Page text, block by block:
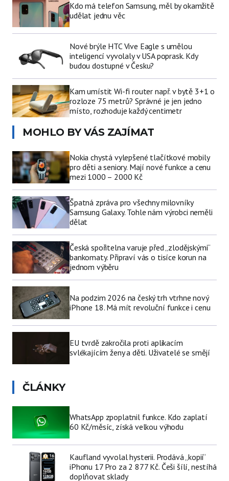
Kdo má telefon Samsung, měl by okamžitě
udělat jednu věc
Nové brýle HTC Vive Eagle s umělou
inteligencí vyvolaly v USA poprask. Kdy
budou dostupné v Česku?
Kam umístit Wi-fi router např. v bytě 3+1 o
rozloze 75 metrů? Správné je jen jedno
místo, rozhoduje každý centimetr
MOHLO BY VÁS ZAJÍMAT
Nokia chystá vylepšené tlačítkové mobily
pro děti a seniory. Mají nové funkce a cenu
mezi 1000 – 2000 Kč
Špatná zpráva pro všechny milovníky
Samsung Galaxy. Tohle nám výrobci neměli
dělat
Česká spořitelna varuje před „zlodějskými“
bankomaty. Připraví vás o tisíce korun na
jednom výběru
Na podzim 2026 na český trh vtrhne nový
iPhone 18. Má mít revoluční funkce i cenu
EU tvrdě zakročila proti aplikacím
svlékajícím ženy a děti. Uživatelé se smějí
ČLÁNKY
WhatsApp zpoplatnil funkce. Kdo zaplatí
60 Kč/měsíc, získá velkou výhodu
Kaufland vyvolal hysterii. Prodává „kopii“
iPhonu 17 Pro za 2 877 Kč. Češi šílí, nestíhá
doplňovat sklady